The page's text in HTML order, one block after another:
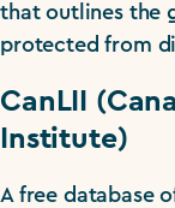
that outlines the
protected from
CanLII
Institute)
A free database